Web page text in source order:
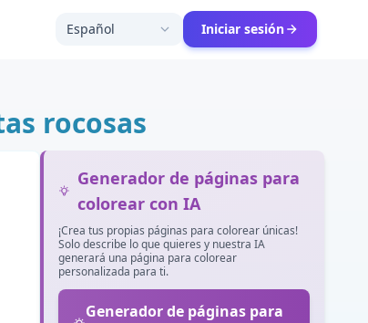
Español Iniciar sesión
rocosas
Generador de páginas para
colorear con IA
¡Crea tus propias páginas para colorear únicas!
Solo describe lo que quieres y nuestra IA
generará una página para colorear
personalizada para ti.
Generador de páginas para